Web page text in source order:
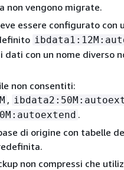
non vengono migrate.
essere configurato con
con un nome diverso
non consentiti:
,
.
di origine con tabelle
non compressi che